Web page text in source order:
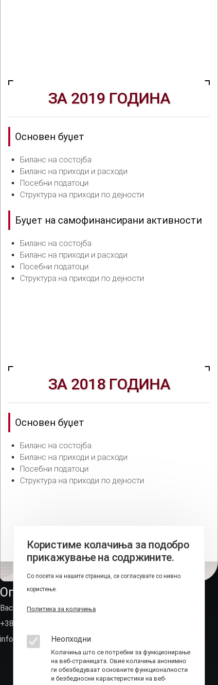
ЗА 2019 ГОДИНА
Основен буџет
Биланс на состојба
Биланс на приходи и расходи
Посебни податоци
Структура на приходи по дејности
Буџет на самофинансирани активности
Биланс на состојба
Биланс на приходи и расходи
Посебни податоци
Структура на приходи по дејности
ЗА 2018 ГОДИНА
Основен буџет
Биланс на состојба
Биланс на приходи и расходи
Посебни податоци
Структура на приходи по дејности
Оперативно-техничка агенција
Васил Иљоски 6, Скопје (пош.фах 236)
+389 2 310 7582
info@ota.mk
Користиме колачиња за подобро
прикажување на содржините.
Со посета на нашите страница, се согласувате со нивно
користење.
Политика за колачиња
Неопходни
Колачиња што се потребни за функционирање
на веб-страницата. Овие колачиња анонимно
ги обезбедуваат основните функционалности
и безбедносни карактеристики на веб-